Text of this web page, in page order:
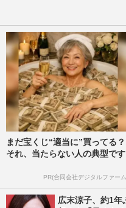
まだ宝くじ“適当に”買ってる？
それ、当たらない人の典型です
PR(合同会社デジタルファー
広末涼子、約1年